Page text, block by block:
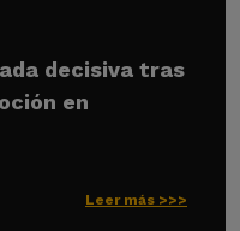
decisiva tras
en
Leer más >>>